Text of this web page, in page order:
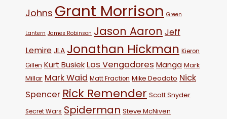
Johns Grant Morrison Green
Lantern James Robinson Jason Aaron Jeff
Lemire JLA Jonathan Hickman Kieron
Gillen Kurt Busiek Los Vengadores Manga Mark
Millar Mark Waid Matt Fraction Mike Deodato Nick
Spencer Rick Remender Scott Snyder
Secret Wars Spiderman Steve McNiven